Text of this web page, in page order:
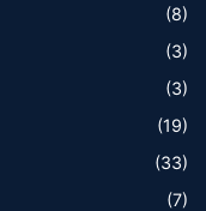
(8)
(3)
(3)
(19)
(33)
(7)